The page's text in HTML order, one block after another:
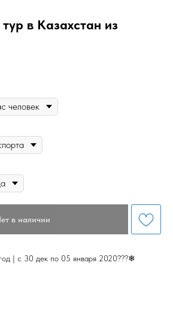
в Казахстан из
в наличии
| c 30 дек по 05 января 2020???❄